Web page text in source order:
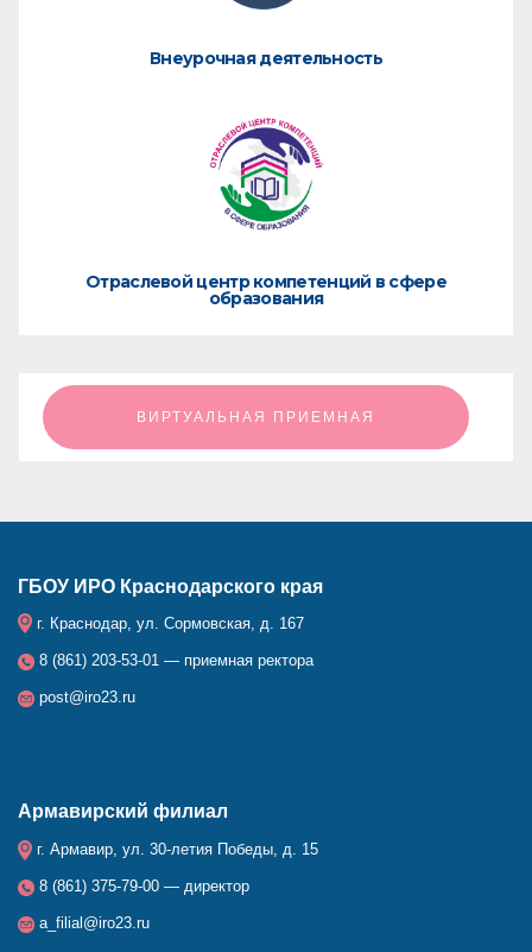
Внеурочная деятельность
Отраслевой центр компетенций в сфере
образования
ㅤㅤㅤㅤㅤㅤㅤㅤㅤВИРТУАЛЬНАЯ ПРИЕМНАЯㅤㅤㅤㅤㅤㅤㅤㅤㅤ
ГБОУ ИРО Краснодарского края
г. Краснодар, ул. Сормовская, д. 167
8 (861) 203-53-01 — приемная ректора
post@iro23.ru
Армавирский филиал
г. Армавир, ул. 30-летия Победы, д. 15
8 (861) 375-79-00 — директор
a_filial@iro23.ru